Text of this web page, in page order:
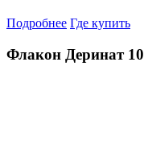
Подробнее Где купить
Флакон Деринат